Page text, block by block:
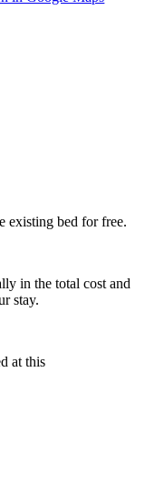
existing bed for free.
in the total cost and
stay.
at this